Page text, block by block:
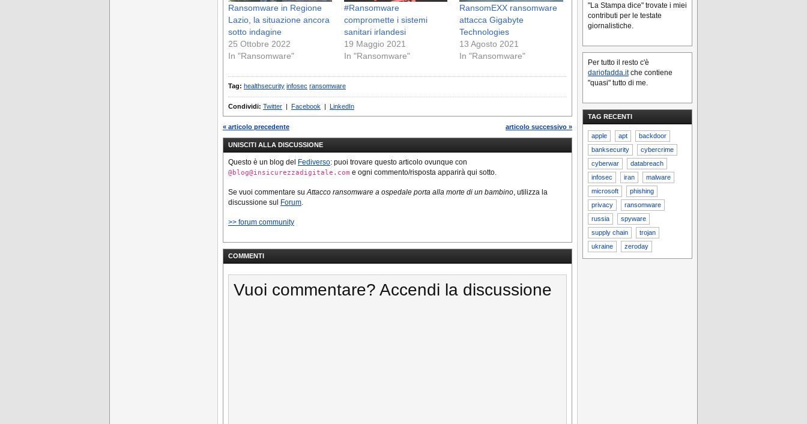
Ransomware in Regione
Lazio, la situazione ancora
sotto indagine
25 Ottobre 2022
In "Ransomware"
#Ransomware
compromette i sistemi
sanitari irlandesi
19 Maggio 2021
In "Ransomware"
RansomEXX ransomware
attacca Gigabyte
Technologies
13 Agosto 2021
In "Ransomware"
Tag: healthsecurity infosec ransomware
Condividi: Twitter | Facebook | LinkedIn
« articolo precedente articolo successivo »
UNISCITI ALLA DISCUSSIONE
Questo è un blog del Fediverso: puoi trovare questo articolo ovunque con
@blog@insicurezzadigitale.com e ogni commento/risposta apparirà qui sotto.
Se vuoi commentare suAttacco ransomware a ospedale porta alla morte di un bambino, utilizza la
discussione sul
Forum.
>> forum community
COMMENTI
Vuoi commentare? Accendi la discussione
"La Stampa dice" trovate i miei
contributi per le testate
giornalistiche.
Per tutto il resto c'è
dariofadda.itche contiene
"quasi" tutto di me.
TAG RECENTI
apple apt
backdoor
banksecurity
cybercrime
cyberwar
databreach
infosec
iran
malware
microsoft
phishing
privacy
ransomware
russia
spyware
supply chain
trojan
ukraine
zeroday